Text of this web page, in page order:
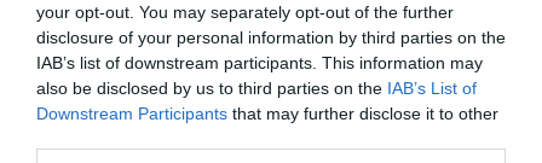
your opt-out. You may separately opt-out of the further
disclosure of your personal information by third parties on the
IAB’s list of downstream participants. This information may
also be disclosed by us to third parties on the IAB’s List of
Downstream Participants that may further disclose it to other